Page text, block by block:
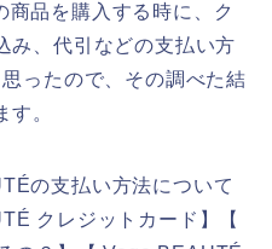
品を購入する時に、ク
み、代引などの支払い方
ったので、その調べた結
。
の支払い方法について
クレジットカード】【